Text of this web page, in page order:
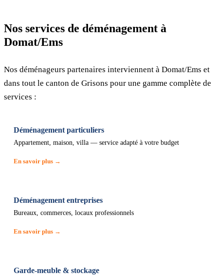
Nos services de déménagement à
Domat/Ems
Nos déménageurs partenaires interviennent à Domat/Ems et
dans tout le canton de Grisons pour une gamme complète de
services :
Déménagement particuliers
Appartement, maison, villa — service adapté à votre budget
En savoir plus →
Déménagement entreprises
Bureaux, commerces, locaux professionnels
En savoir plus →
Garde-meuble & stockage